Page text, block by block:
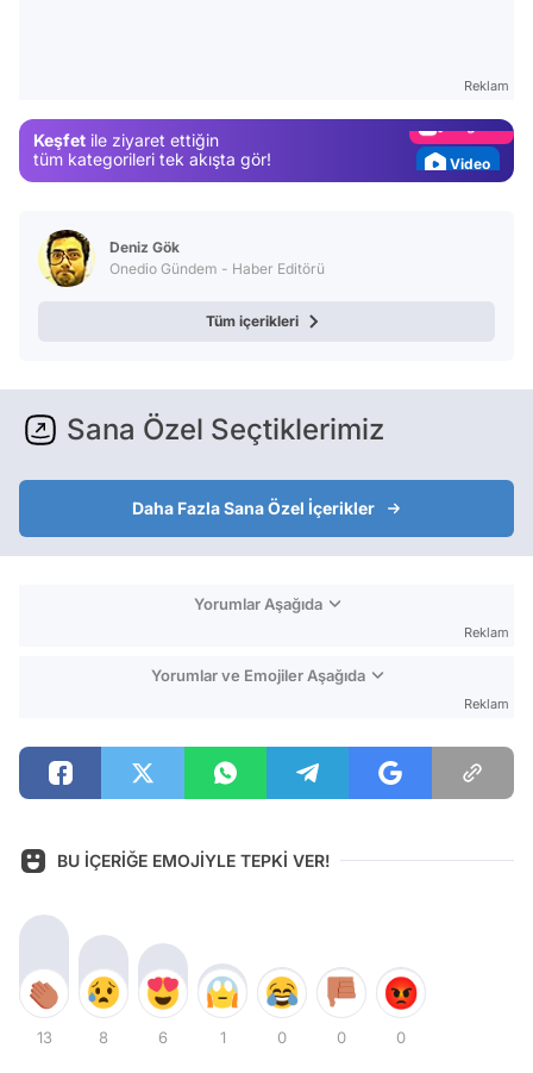
Reklam
Keşfet ile ziyaret ettiğin
tüm kategorileri tek akışta gör!
Video
Deniz Gök
Onedio Gündem - Haber Editörü
Tüm içerikleri
Sana Özel Seçtiklerimiz
Daha Fazla Sana Özel İçerikler
Yorumlar Aşağıda
Reklam
Yorumlar ve Emojiler Aşağıda
Reklam
BU İÇERİĞE EMOJİYLE TEPKİ VER!
13 8 6 1 0 0 0